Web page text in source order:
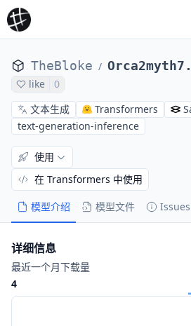
TheBloke /
like
0
文本生成
Transformers
text-generation-inference
模型介绍 模型文件 Issues
使用
在 Transformers 中使用
详细信息
最近一个月下载量
4